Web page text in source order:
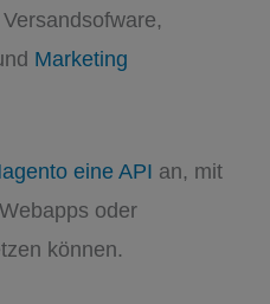
Marketing
eine API an, mit
oder
können.